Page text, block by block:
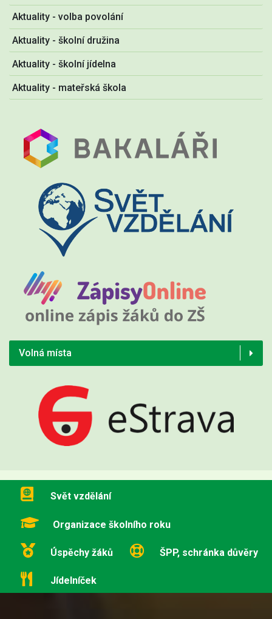
Aktuality - volba povolání
Aktuality - školní družina
Aktuality - školní jídelna
Aktuality - mateřská škola
Volná místa
Svět vzdělání
Organizace školního roku
Úspěchy žáků ŠPP, schránka důvěry
Jídelníček